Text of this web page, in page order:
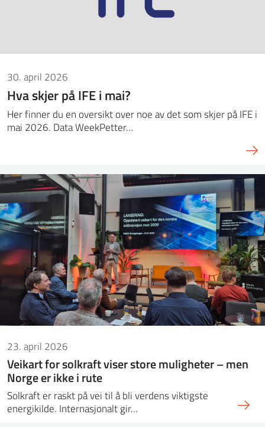
30. april 2026
Hva skjer på IFE i mai?
Her finner du en oversikt over noe av det som skjer på IFE i
mai 2026. Data WeekPetter…
23. april 2026
Veikart for solkraft viser store muligheter – men
Norge er ikke i rute
Solkraft er raskt på vei til å bli verdens viktigste
energikilde. Internasjonalt gir…